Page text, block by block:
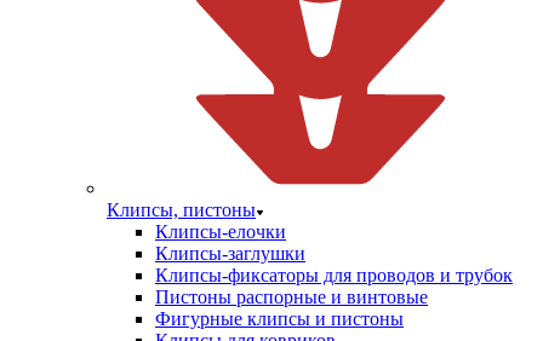
Клипсы, пистоны
Клипсы-елочки
Клипсы-заглушки
Клипсы-фиксаторы для проводов и трубок
Пистоны распорные и винтовые
Фигурные клипсы и пистоны